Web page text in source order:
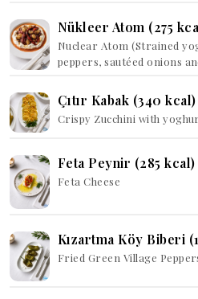
Nükleer Atom (275
Nuclear Atom (Strained
peppers, sautéed onions
Çıtır Kabak (340 kcal)
Crispy Zucchini with
Feta Peynir (285 kcal)
Feta Cheese
Kızartma Köy Biberi
Fried Green Village